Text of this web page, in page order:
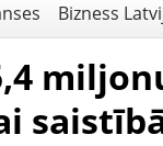
Bizness